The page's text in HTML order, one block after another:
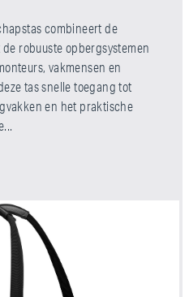
combineert de
robuuste opbergsystemen
vakmensen en
tas snelle toegang tot
en het praktische